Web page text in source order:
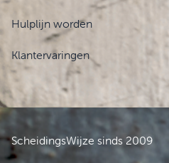
Hulplijn worden
Klantervaringen
ScheidingsWijze sinds 2009